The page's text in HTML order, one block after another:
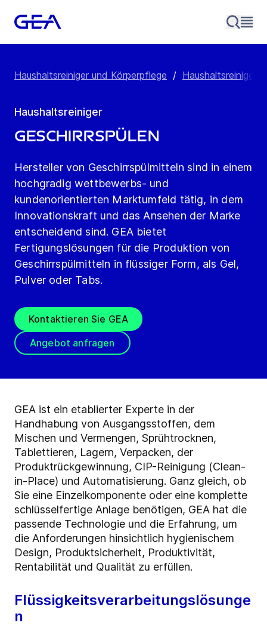
Haushaltsreiniger und Körperpflege / Haushaltsreiniger
Haushaltsreiniger
Geschirrspülen
Hersteller von Geschirrspülmitteln sind in einem
hochgradig wettbewerbs- und
kundenorientierten Marktumfeld tätig, in dem
Innovationskraft und das Ansehen der Marke
entscheidend sind. GEA bietet
Fertigungslösungen für die Produktion von
Geschirrspülmitteln in flüssiger Form, als Gel,
Pulver oder Tabs.
Kontaktieren Sie GEA
Angebot anfragen
GEA ist ein etablierter Experte in der
Handhabung von Ausgangsstoffen, dem
Mischen und Vermengen, Sprühtrocknen,
Tablettieren, Lagern, Verpacken, der
Produktrückgewinnung, CIP-Reinigung (Clean-
in-Place) und Automatisierung. Ganz gleich, ob
Sie eine Einzelkomponente oder eine komplette
schlüsselfertige Anlage benötigen, GEA hat die
passende Technologie und die Erfahrung, um
die Anforderungen hinsichtlich hygienischem
Design, Produktsicherheit, Produktivität,
Rentabilität und Qualität zu erfüllen.
Flüssigkeitsverarbeitungslösunge
n